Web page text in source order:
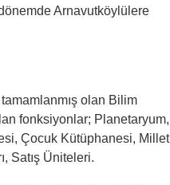
Arnavutköylülere
olan Bilim
fonksiyonlar; Planetaryum,
Çocuk Kütüphanesi, Millet
Satış Üniteleri.